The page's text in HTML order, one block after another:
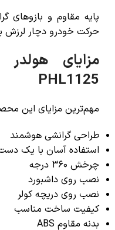
پایه مقاوم و بازوهای
حرکت خودرو دچار لرزش
مزایای
PHL1125
مهم‌ترین مزایای این
طراحی گرانشی هوشمند
استفاده آسان با یک
چرخش ۳۶۰ درجه
نصب روی داشبورد
نصب روی دریچه کولر
کیفیت ساخت مناسب
بدنه مقاوم ABS